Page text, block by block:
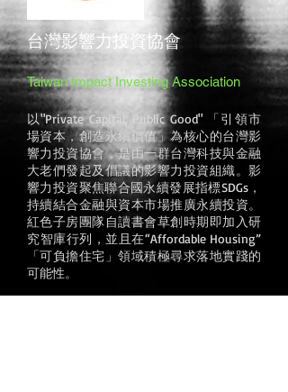
台灣影響力投資協會
Taiwan Impact Investing Association
以"Private Capital, Public Good" 「引領市
場資本，創造永續價值」為核心的台灣影
響力投資協會，是由一群台灣科技與金融
大老們發起及倡議的影響力投資組織。 影
響力投資聚焦聯合國永續發展指標SDGs，
持續結合金融與資本市場推廣永續投資。
紅色子房團隊自讀書會草創時期即加入研
究智庫行列，並且在“Affordable Housing”
「可負擔住宅」領域積極尋求落地實踐的
可能性。